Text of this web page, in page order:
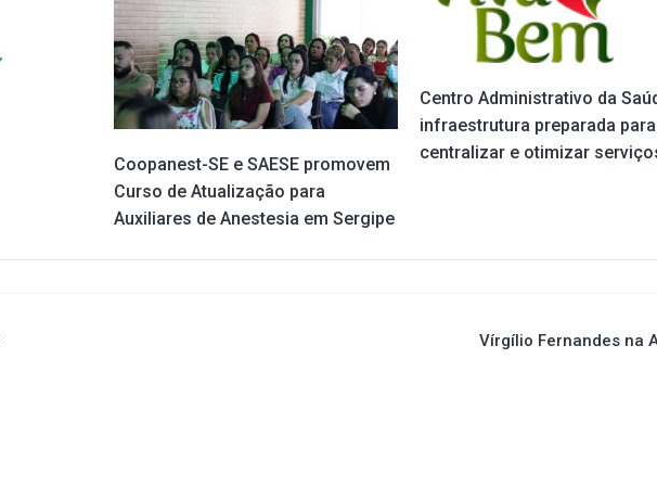
Coopanest-SE e SAESE promovem
Curso de Atualização para
Auxiliares de Anestesia em Sergipe
Centro Administrativo da
infraestrutura preparada para
centralizar e otimizar
Vírgílio Fernandes na